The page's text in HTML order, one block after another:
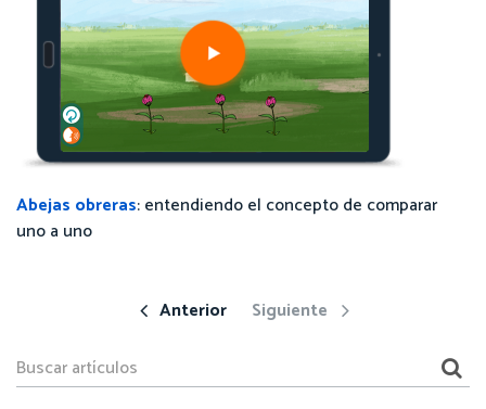
Abejas obreras: entendiendo el concepto de comparar
uno a uno
Anterior Siguiente